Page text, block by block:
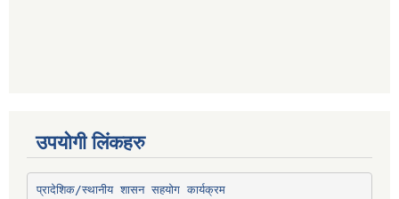
उपयोगी लिंकहरु
प्रादेशिक/स्थानीय शासन सहयोग कार्यक्रम